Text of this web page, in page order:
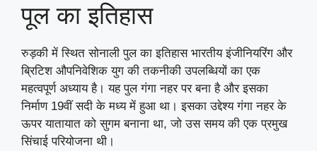
पूल का इतिहास
रुड़की में स्थित सोनाली पुल का इतिहास भारतीय इंजीनियरिंग और
ब्रिटिश औपनिवेशिक युग की तकनीकी उपलब्धियों का एक
महत्वपूर्ण अध्याय है। यह पुल गंगा नहर पर बना है और इसका
निर्माण 19वीं सदी के मध्य में हुआ था। इसका उद्देश्य गंगा नहर के
ऊपर यातायात को सुगम बनाना था, जो उस समय की एक प्रमुख
सिंचाई परियोजना थी।